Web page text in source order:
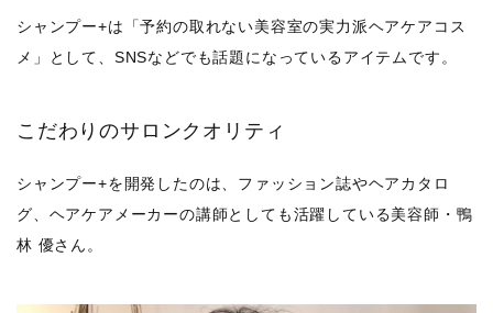
シャンプー+は「予約の取れない美容室の実力派ヘアケアコス
メ」として、SNSなどでも話題になっているアイテムです。
こだわりのサロンクオリティ
シャンプー+を開発したのは、ファッション誌やヘアカタロ
グ、ヘアケアメーカーの講師としても活躍している美容師・鴨
林 優さん。